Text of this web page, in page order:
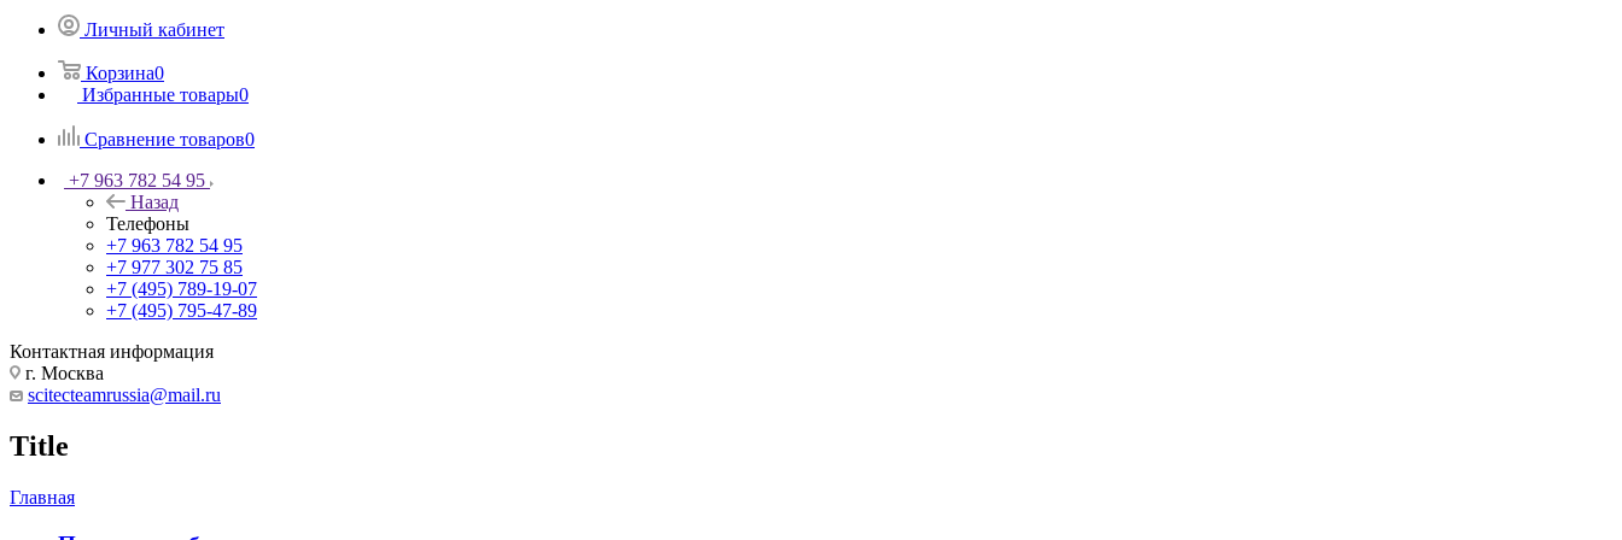
Личный кабинет
Корзина0
Избранные товары0
Сравнение товаров0
+7 963 782 54 95
Назад
Телефоны
+7 963 782 54 95
+7 977 302 75 85
+7 (495) 789-19-07
+7 (495) 795-47-89
Контактная информация
г. Москва
scitecteamrussia@mail.ru
Title
Главная